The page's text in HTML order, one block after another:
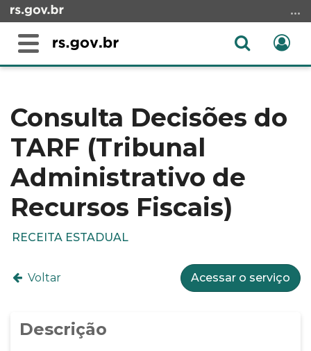
para
conteúdo
menu
para
busca
Alterna
Abrir
conteúdo
Consulta Decisões do
TARF (Tribunal
Administrativo de
Recursos Fiscais)
RECEITA ESTADUAL
Voltar Acessar o serviço
Descrição